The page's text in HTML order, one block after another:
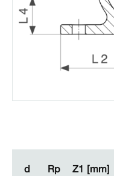
d Rp Z1 [mm]
d Rp Z1 [mm]